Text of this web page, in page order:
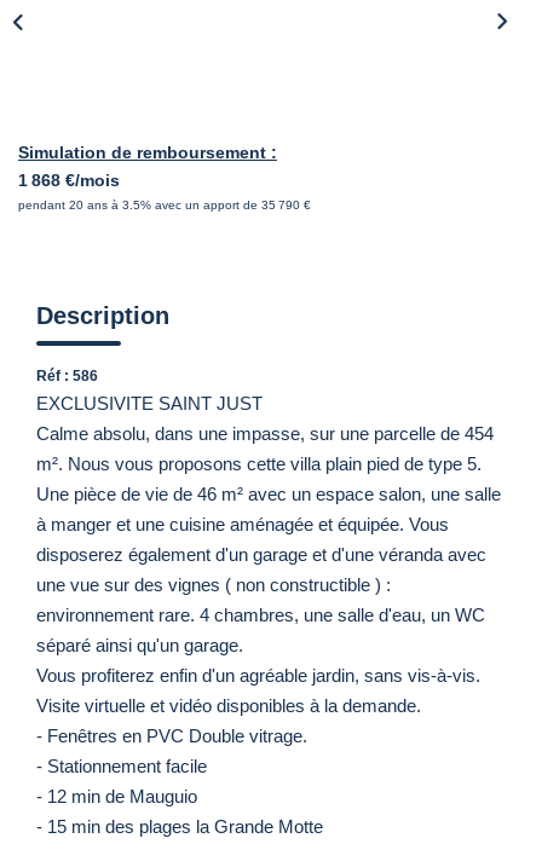
Simulation de remboursement :
1 868 €/mois
pendant 20 ans à 3.5% avec un apport de 35 790 €
Description
Réf : 586
EXCLUSIVITE SAINT JUST
Calme absolu, dans une impasse, sur une parcelle de 454
m². Nous vous proposons cette villa plain pied de type 5.
Une pièce de vie de 46 m² avec un espace salon, une salle
à manger et une cuisine aménagée et équipée. Vous
disposerez également d'un garage et d'une véranda avec
une vue sur des vignes ( non constructible ) :
environnement rare. 4 chambres, une salle d'eau, un WC
séparé ainsi qu'un garage.
Vous profiterez enfin d'un agréable jardin, sans vis-à-vis.
Visite virtuelle et vidéo disponibles à la demande.
- Fenêtres en PVC Double vitrage.
- Stationnement facile
- 12 min de Mauguio
- 15 min des plages la Grande Motte